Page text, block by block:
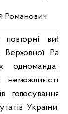
Верховної
голосування
України